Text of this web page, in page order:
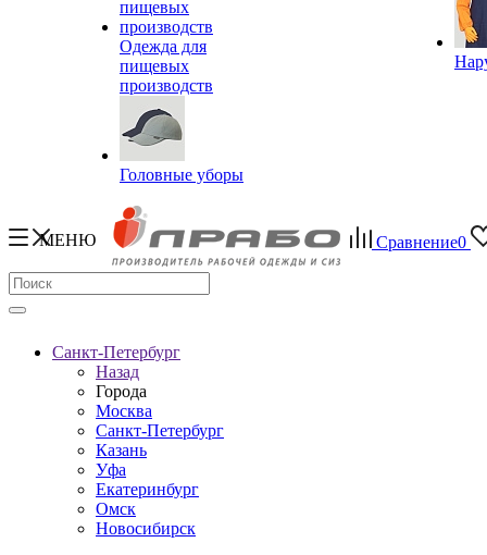
Одежда для
пищевых
производств
Головные уборы
МЕНЮ Сравнение0
Санкт-Петербург
Назад
Города
Москва
Санкт-Петербург
Казань
Уфа
Екатеринбург
Омск
Новосибирск